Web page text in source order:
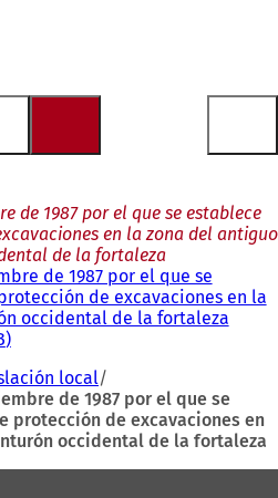
de 1987 por el que se establece
en la zona del antiguo
de la fortaleza
de 1987 por el que se
de excavaciones en la
occidental de la fortaleza
local
de 1987 por el que se
protección de excavaciones en
occidental de la fortaleza